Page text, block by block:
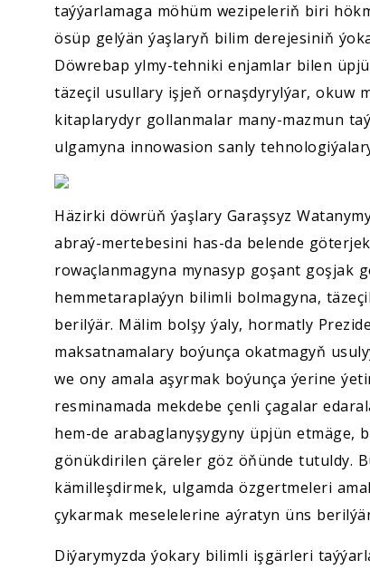
taýýarlamaga möhüm wezipeleriň biri
ösüp gelýän ýaşlaryň bilim derejesiniň
Döwrebap ylmy-tehniki enjamlar bilen
täzeçil usullary işjeň ornaşdyrylýar, okuw
kitaplarydyr gollanmalar many-mazmun
ulgamyna innowasion sanly
Häzirki döwrüň ýaşlary Garaşsyz
abraý-mertebesini has-da belende
rowaçlanmagyna mynasyp goşant goşjak
hemmetaraplaýyn bilimli bolmagyna,
berilýär. Mälim bolşy ýaly, hormatly
maksatnamalary boýunça okatmagyň
we ony amala aşyrmak boýunça ýerine
resminamada mekdebe çenli çagalar
hem-de arabaglanyşygyny üpjün etmäge,
gönükdirilen çäreler göz öňünde tutuldy.
kämilleşdirmek, ulgamda özgertmeleri
çykarmak meselelerine aýratyn üns
Diýarymyzda ýokary bilimli işgärleri